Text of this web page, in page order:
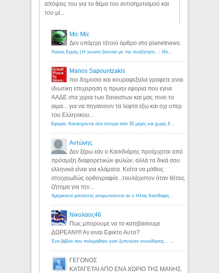
απόψεις του για το θέμα του αντισημιτισμού και
του μί...
Mic Mic
Δεν υπάρχει τέτοιο άρθρο στο planetnews
Manos Sapountzakis
πιο δημοσιο και κουραφεξαλα γραφετε ειναι
ιδιωτικη επιχειρηση η πρωην εφορια που εγινε
ΑΑΔΕ στα χερια των δανειστων και μας πινει το
αιμα... για να πηγαινουν τα λεφτα εξω και οχι υπερ
του Ελληνικου...
Αντώνης
Δεν ξέρω εάν ο Κασιδιάρης προέρχεται από
πρόσμιξη διαφορετικών φυλών, αλλά τα δικά σου
ελληνικά είναι για κλάματα. Κοίτα να μάθεις
στοιχειωδώς ορθογραφία...τουλάχιστον όταν θέτεις
ζήτημα για την...
Νικολαος46
Πως μπορουμε να το κατεβασουμε
ΔΩΡΕΑΝ!!!! Αν ειναι Εφικτο Αυτο?
ΓΕΓΟΝΟΣ
ΚΑΤΑΓΕΤΑΙ ΑΠΟ ΕΝΑ ΧΩΡΙΟ ΤΗΣ ΜΑΝΗΣ.